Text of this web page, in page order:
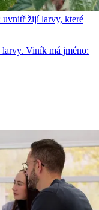
uvnitř žijí larvy, které
Viník má jméno: